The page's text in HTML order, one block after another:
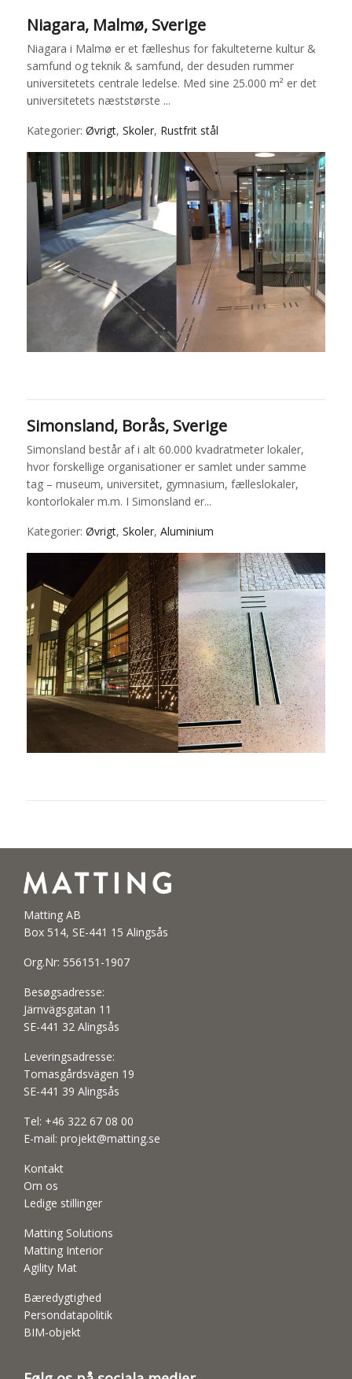
Niagara, Malmø, Sverige
Niagara i Malmø er et fælleshus for fakulteterne kultur &
samfund og teknik & samfund, der desuden rummer
universitetets centrale ledelse. Med sine 25.000 m² er det
universitetets næststørste ...
Kategorier: Øvrigt, Skoler, Rustfrit stål
Simonsland, Borås, Sverige
Simonsland består af i alt 60.000 kvadratmeter lokaler,
hvor forskellige organisationer er samlet under samme
tag – museum, universitet, gymnasium, fælleslokaler,
kontorlokaler m.m. I Simonsland er...
Kategorier: Øvrigt, Skoler, Aluminium
Matting AB
Box 514, SE-441 15 Alingsås
Org.Nr: 556151-1907
Besøgsadresse:
Järnvägsgatan 11
SE-441 32 Alingsås
Leveringsadresse:
Tomasgårdsvägen 19
SE-441 39 Alingsås
Tel: +46 322 67 08 00
E-mail: projekt@matting.se
Kontakt
Om os
Ledige stillinger
Matting Solutions
Matting Interior
Agility Mat
Bæredygtighed
Persondatapolitik
BIM-objekt